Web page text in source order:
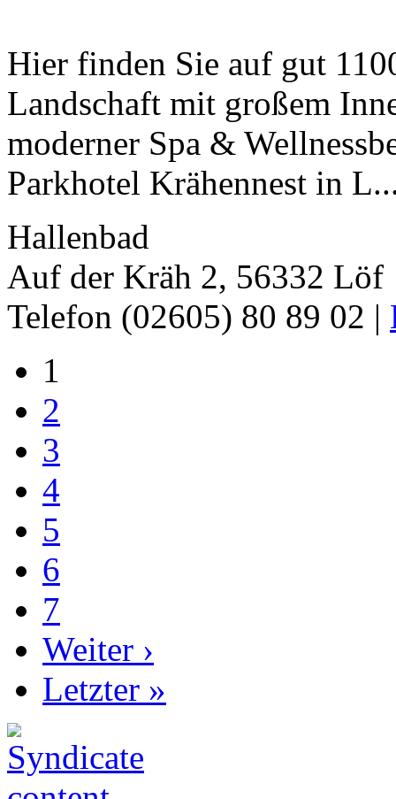
Hier finden Sie auf gut
Landschaft mit großem
moderner Spa &
Parkhotel Krähennest in
Hallenbad
Auf der Kräh 2, 56332 Löf
Telefon (02605) 80 89 02 |
1
2
3
4
5
6
7
Weiter ›
Letzter »